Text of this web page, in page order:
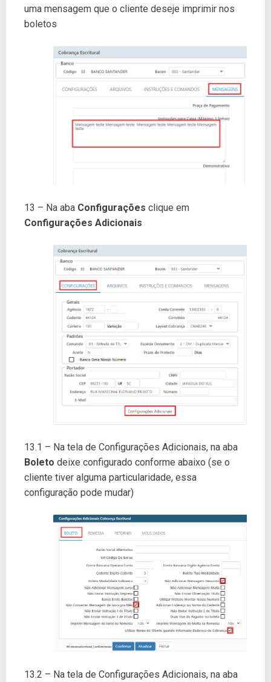
uma mensagem que o cliente deseje imprimir nos
boletos
13 – Na aba Configurações clique em
Configurações Adicionais
13.1 – Na tela de Configurações Adicionais, na aba
Boleto deixe configurado conforme abaixo (se o
cliente tiver alguma particularidade, essa
configuração pode mudar)
13.2 – Na tela de Configurações Adicionais, na aba